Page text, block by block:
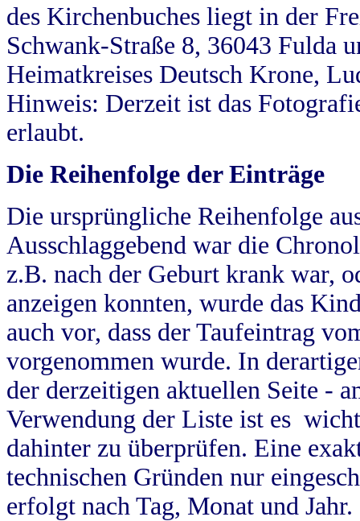
des Kirchenbuches liegt in der
Schwank-Straße 8, 36043 Fulda
Heimatkreises Deutsch Krone,
Hinweis: Derzeit ist das
erlaubt.
Die Reihenfolge der Einträge
Die ursprüngliche Reihenfolge
Ausschlaggebend war die
z.B. nach der Geburt krank war,
anzeigen konnten, wurde das
auch vor, dass der Taufeintrag
vorgenommen wurde. In
der derzeitigen aktuellen Seite -
Verwendung der Liste ist es
dahinter zu überprüfen. Eine
technischen Gründen nur
erfolgt nach Tag, Monat und Jahr.